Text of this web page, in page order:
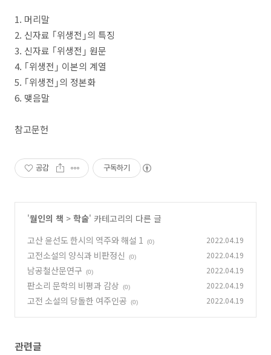
1. 머리말
2. 신자료 ｢위생전 ｣의 특징
3. 신자료 ｢위생전 ｣ 원문
4. ｢위생전 ｣ 이본의 계열
5. ｢위생전 ｣의 정본화
6. 맺음말
참고문헌
공감 구독하기
'월인의 책 > 학술' 카테고리의 다른 글
고산 윤선도 한시의 역주와 해설 1
(0) 2022.04.19
고전소설의 양식과 비판정신 (0) 2022.04.19
남공철산문연구 (0) 2022.04.19
판소리 문학의 비평과 감상 (0) 2022.04.19
고전 소설의 당돌한 여주인공 (0) 2022.04.19
관련글